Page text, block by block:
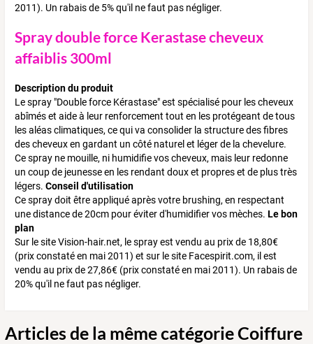
2011). Un rabais de 5% qu'il ne faut pas négliger.
Spray double force Kerastase cheveux
affaiblis 300ml
Description du produit
Le spray "Double force Kérastase" est spécialisé pour les cheveux
abîmés et aide à leur renforcement tout en les protégeant de tous
les aléas climatiques, ce qui va consolider la structure des fibres
des cheveux en gardant un côté naturel et léger de la chevelure.
Ce spray ne mouille, ni humidifie vos cheveux, mais leur redonne
un coup de jeunesse en les rendant doux et propres et de plus très
légers. Conseil d'utilisation
Ce spray doit être appliqué après votre brushing, en respectant
une distance de 20cm pour éviter d'humidifier vos mèches. Le bon
plan
Sur le site Vision-hair.net, le spray est vendu au prix de 18,80€
(prix constaté en mai 2011) et sur le site Facespirit.com, il est
vendu au prix de 27,86€ (prix constaté en mai 2011). Un rabais de
20% qu'il ne faut pas négliger.
Articles de la même catégorie Coiffure